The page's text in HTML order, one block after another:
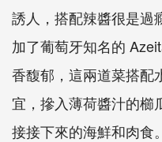
誘人，搭配辣醬很是過
加了葡萄牙知名的
香馥郁，這兩道菜搭配
宜，摻入薄荷醬汁的櫛
接接下來的海鮮和肉食。